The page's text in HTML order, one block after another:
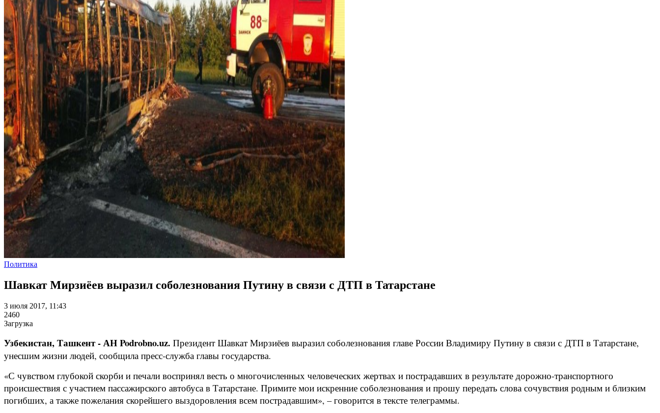
Политика
Шавкат Мирзиёев выразил соболезнования Путину в связи с ДТП в Татарстане
3 июля 2017, 11:43
2460
Загрузка
Узбекистан, Ташкент - АН Podrobno.uz. Президент Шавкат Мирзиёев выразил соболезнования главе России Владимиру Путину в связи с ДТП в Татарстане,
унесшим жизни людей, сообщила пресс-служба главы государства.
«С чувством глубокой скорби и печали воспринял весть о многочисленных человеческих жертвах и пострадавших в результате дорожно-транспортного
происшествия с участием пассажирского автобуса в Татарстане. Примите мои искренние соболезнования и прошу передать слова сочувствия родным и близким
погибших, а также пожелания скорейшего выздоровления всем пострадавшим», – говорится в тексте телеграммы.